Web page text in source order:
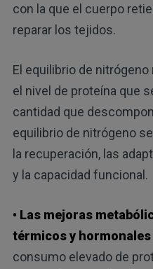
con la que el cuerpo
reparar los tejidos.
El equilibrio de
el nivel de proteína que
cantidad que
equilibrio de nitrógeno
la recuperación, las
y la capacidad funcional.
• Las mejoras
térmicos y
consumo elevado de